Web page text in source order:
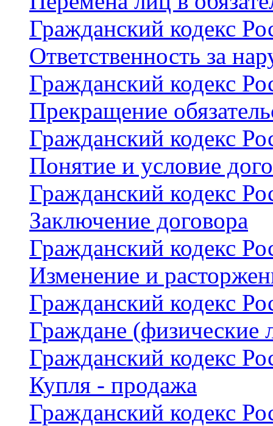
Гражданский кодекс
Ответственность за
Гражданский кодекс
Прекращение
Гражданский кодекс
Понятие и условие
Гражданский кодекс
Заключение договора
Гражданский кодекс
Изменение и
Гражданский кодекс
Граждане (физические
Гражданский кодекс
Купля - продажа
Гражданский кодекс